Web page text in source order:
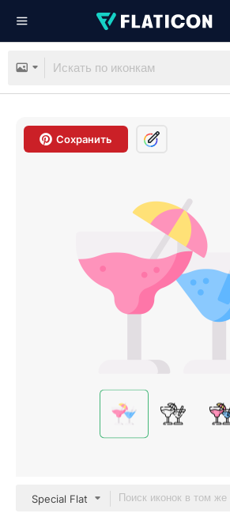
Сохранить
Special Flat